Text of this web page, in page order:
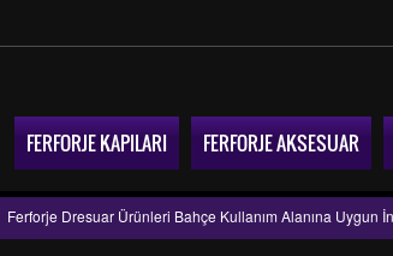
FERFORJE KAPILARI FERFORJE AKSESUAR
Ferforje Dresuar Ürünleri Bahçe Kullanım Alanına Uygun